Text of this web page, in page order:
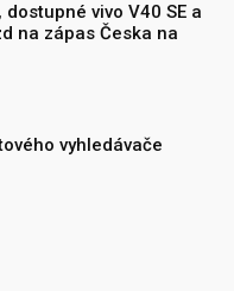
dostupné vivo V40 SE a
na zápas Česka na
vyhledávače